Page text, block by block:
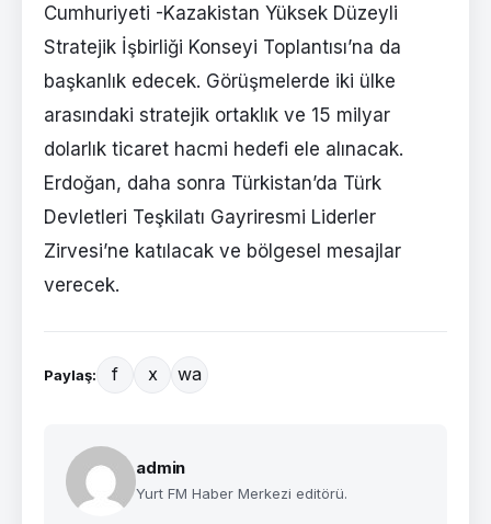
Cumhuriyeti -Kazakistan Yüksek Düzeyli
Stratejik İşbirliği Konseyi Toplantısı’na da
başkanlık edecek. Görüşmelerde iki ülke
arasındaki stratejik ortaklık ve 15 milyar
dolarlık ticaret hacmi hedefi ele alınacak.
Erdoğan, daha sonra Türkistan’da Türk
Devletleri Teşkilatı Gayriresmi Liderler
Zirvesi’ne katılacak ve bölgesel mesajlar
verecek.
Paylaş: f x wa
admin
Yurt FM Haber Merkezi editörü.